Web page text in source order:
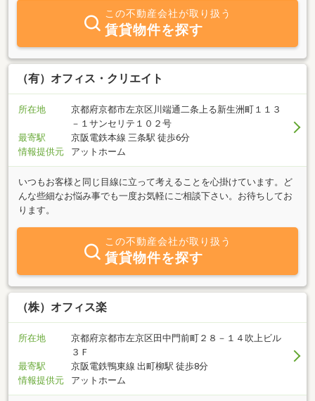
者はもちろん、地域にお住いの単身社会人さんやファミリー層に至
るまで、数多くのお客様に支えられ、今日がございます。左京区、
上京区でお部屋探しを希望されるすべてのお客様をスタッフ一同心
よりお待ちしております。
この不動産会社が取り扱う
賃貸物件を探す
（有）オフィス・クリエイト
所在地
京都府京都市左京区川端通二条上る新生洲町１１３
－１サンセリテ１０２号
最寄駅
京阪電鉄本線 三条駅 徒歩6分
情報提供元
アットホーム
いつもお客様と同じ目線に立って考えることを心掛けています。ど
んな些細なお悩み事でも一度お気軽にご相談下さい。お待ちしてお
ります。
この不動産会社が取り扱う
賃貸物件を探す
（株）オフィス楽
所在地
京都府京都市左京区田中門前町２８－１４吹上ビル
３Ｆ
最寄駅
京阪電鉄鴨東線 出町柳駅 徒歩8分
情報提供元
アットホーム